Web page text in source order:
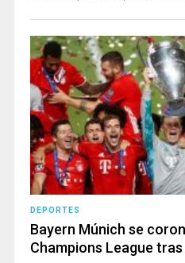
DEPORTES
Bayern Múnich se
Champions League tras